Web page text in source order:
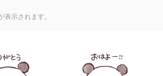
示されます。